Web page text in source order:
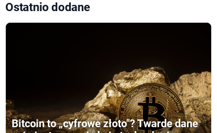
Ostatnio dodane
Bitcoin to „cyfrowe złoto"? Twarde dane